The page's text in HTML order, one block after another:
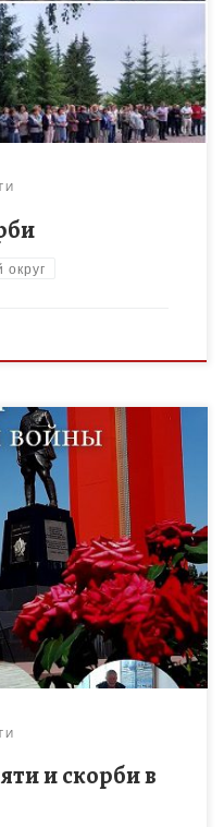
Кирсанове прошел турнир
винтовки
Отечественной войны
и скорби в